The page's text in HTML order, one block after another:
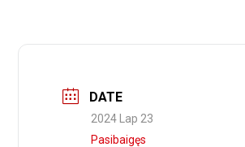
DATE
2024 Lap 23
Pasibaigęs